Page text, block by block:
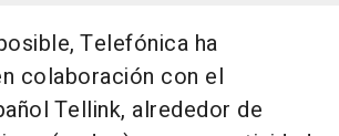
Telefónica ha
colaboración con el
Tellink, alrededor de